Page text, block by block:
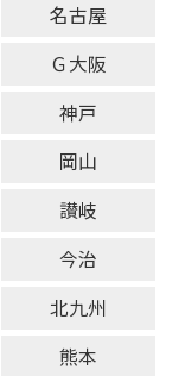
名古屋
Ｇ大阪
神戸
岡山
讃岐
今治
北九州
熊本